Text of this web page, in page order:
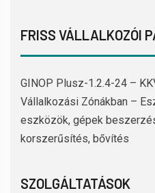
FRISS VÁLLALKOZÓI
GINOP Plusz-1.2.4-24 –
Vállalkozási Zónákban –
eszközök, gépek
korszerűsítés, bővítés
SZOLGÁLTATÁSOK